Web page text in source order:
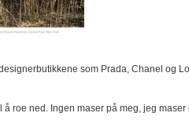
som Prada, Chanel og
roe ned. Ingen maser på meg, jeg